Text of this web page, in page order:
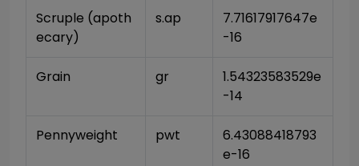
Scruple (apoth
ecary)
s.ap
7.71617917647e
-16
Grain gr
1.54323583529e
-14
Pennyweight pwt
6.43088418793
e-16